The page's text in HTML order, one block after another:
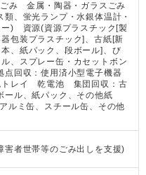
み 金属・陶器・ガラスごみ
、蛍光ランプ・水銀体温計・
ー) 資源(資源プラスチック[製
包装プラスチック]、古紙[新
、紙パック、段ボール]、び
、スプレー缶・カセットボン
回収：使用済小型電子機器
レイ 乾電池 集団回収：古
ール、紙パック、その他紙
ルミ缶、スチール缶、その他
害者世帯等のごみ出しを支援)